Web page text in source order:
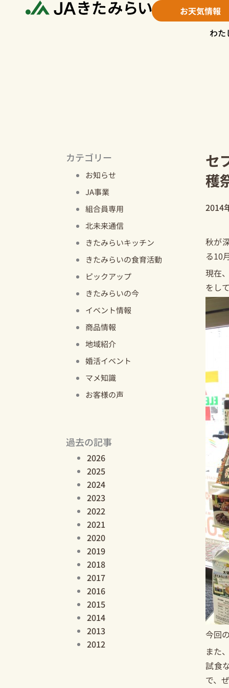
お天気情報
わた
カテゴリー
お知らせ
JA事業
組合員専用
北未来通信
きたみらいキッチン
きたみらいの食育活動
ピックアップ
きたみらいの今
イベント情報
商品情報
地域紹介
婚活イベント
マメ知識
お客様の声
過去の記事
2026
2025
2024
2023
2022
2021
2020
2019
2018
2017
2016
2015
2014
2013
2012
セ
穫
2014
秋が
る10
現在
をし
今回
また
試食
で、